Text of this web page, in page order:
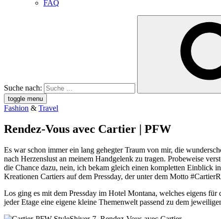
FAQ
Suche nach:
toggle menu
Fashion & Travel
Rendez-Vous avec Cartier | PFW
Es war schon immer ein lang gehegter Traum von mir, die
nach Herzenslust an meinem Handgelenk zu tragen. Probeweise
die Chance dazu, nein, ich bekam gleich einen kompletten Einblick
Kreationen Cartiers auf dem Pressday, der unter dem Motto
Los ging es mit dem Pressday im Hotel Montana, welches eigens
jeder Etage eine eigene kleine Themenwelt passend zu dem